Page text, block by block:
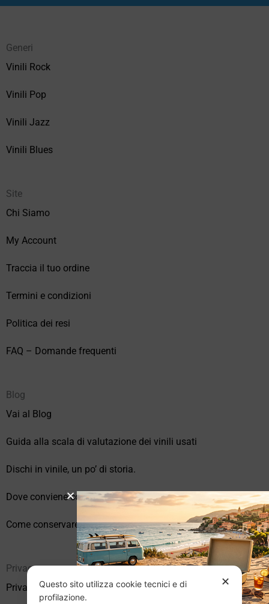
Generi
Vinili Rock
Vinili Pop
Vinili Jazz
Vinili Blues
Site
Chi Siamo
My Account
Traccia il tuo ordine
Termini e condizioni
Politica dei resi
FAQ – Domande frequenti
Blog
Vai al Blog
Guida alla scala di valutazione dei vinili usati
Dischi in vinile, un po’ di storia.
Dove conviene comprare vinili online?
Come conservare correttamente i vinili usati
Privacy
Privacy Policy
✕
Questo sito utilizza cookie tecnici e di
profilazione.